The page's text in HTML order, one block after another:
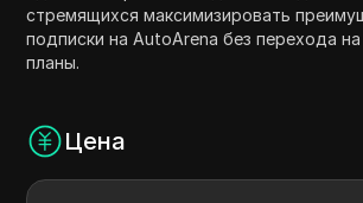
стремящихся максимизировать
подписки на AutoArena без перехода
планы.
Цена